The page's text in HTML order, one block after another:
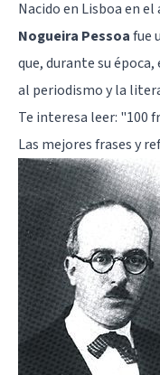
Nacido en Lisboa en el
Nogueira Pessoafue
que, durante su
al periodismo y la
Te interesa leer: "100
Las mejores frases y